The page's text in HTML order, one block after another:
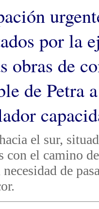
por la
obras de
de Petra
el sur,
con el camino
necesidad de